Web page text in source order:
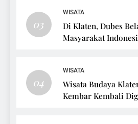
03
WISATA
Di Klaten, Dubes
Masyarakat
04
WISATA
Wisata Budaya
Kembar Kembali